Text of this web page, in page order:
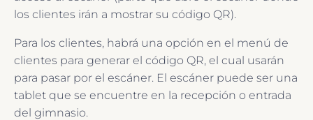
los clientes irán a mostrar su código QR).
Para los clientes, habrá una opción en el menú de
clientes para generar el código QR, el cual usarán
para pasar por el escáner. El escáner puede ser una
tablet que se encuentre en la recepción o entrada
del gimnasio.